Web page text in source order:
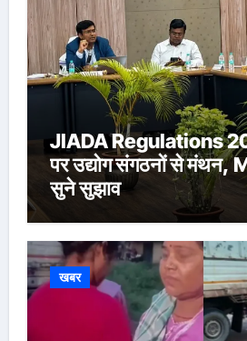
JIADA Regulations
पर उद्योग संगठनों से मंथन,
सुने सुझाव
खबर